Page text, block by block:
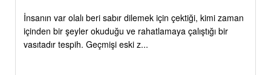
İnsanın var olalı beri sabır dilemek için çektiği, kimi zaman
içinden bir şeyler okuduğu ve rahatlamaya çalıştığı bir
vasıtadır tespih. Geçmişi eski z...